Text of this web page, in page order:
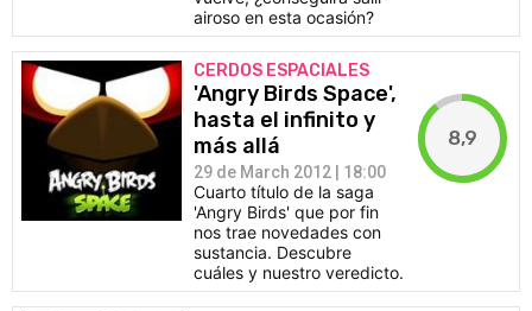
airoso en esta ocasión?
CERDOS ESPACIALES
'Angry Birds Space',
hasta el infinito y
más allá
29 de March 2012 | 18:00
Cuarto título de la saga
'Angry Birds' que por fin
nos trae novedades con
sustancia. Descubre
cuáles y nuestro veredicto.
8,9